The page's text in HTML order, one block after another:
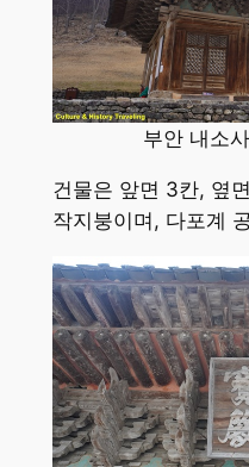
부안 내소
건물은 앞면 3칸, 옆
작지붕이며, 다포계